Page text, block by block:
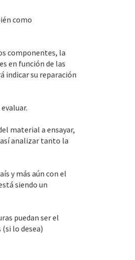
como
componentes, la
en función de las
indicar su reparación
material a ensayar,
analizar tanto la
y más aún con el
siendo un
puedan ser el
lo desea)